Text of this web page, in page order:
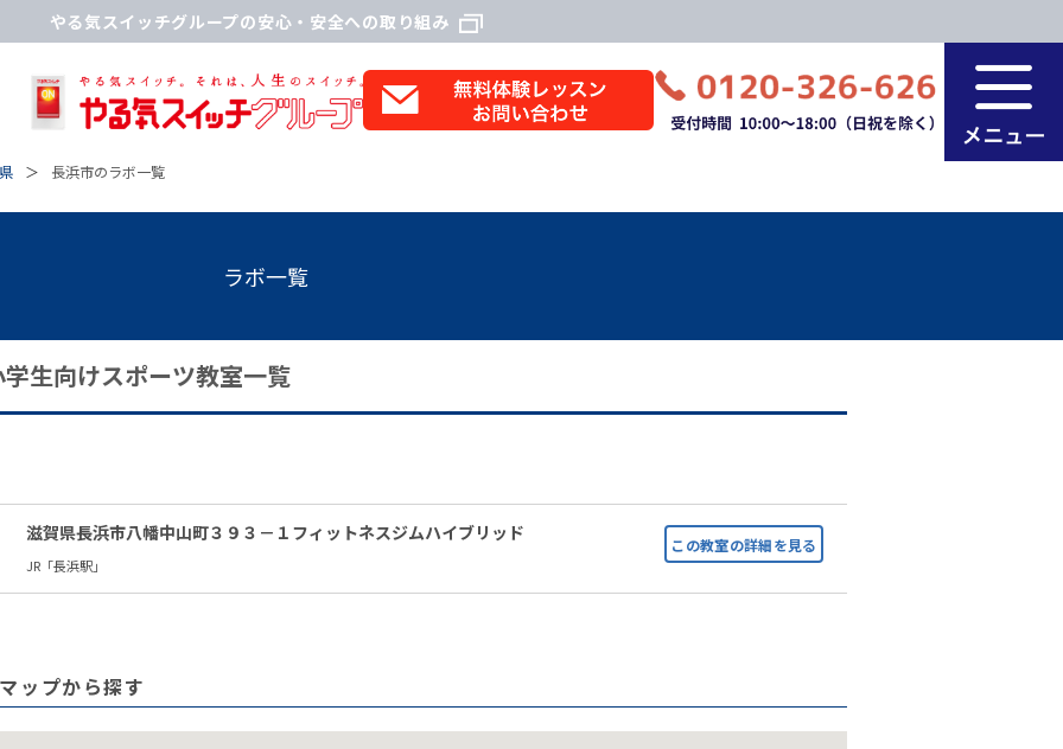
やる気スイッチグループの安心・安全への取り組み
長浜市のラボ一覧
ラボ一覧
生向けスポーツ教室一覧
滋賀県長浜市八幡中山町３９３－１フィットネスジムハイブリッド
JR「長浜駅」
ップから探す